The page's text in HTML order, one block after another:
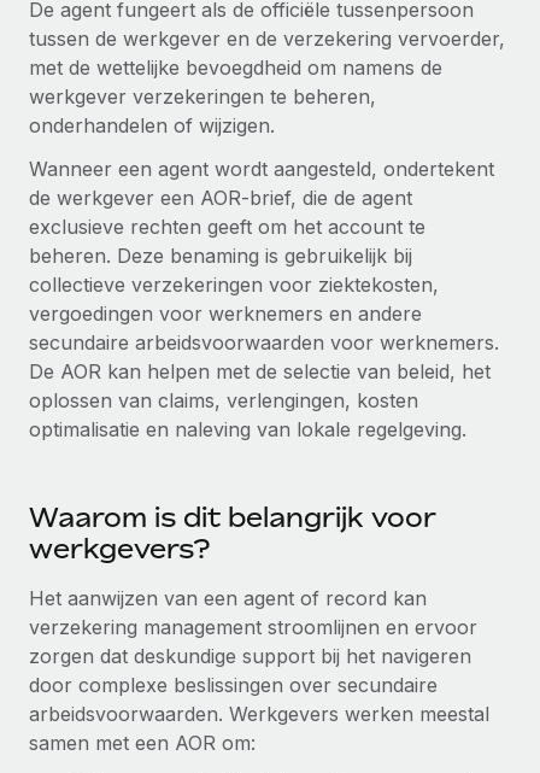
Zzp'ers internationaal onboarden en beheren
Ingewikkelde HR-taken eenvoudig uitbesteden
INFRASTRUCTUUR
Remote Embedded
HR naadloos in workflows integreren
Platform
Ingebouwde essentiële HR-functies voor je team
Verbinden
AI-tools koppelen aan Remote met onze MCP
Integraties
DIENSTEN
Vraag een expert
Krijg hulp van global HR- en juridische experts
Achtergrondonderzoek
Vereenvoudig het screeningsproces van
kandidaten
GROEIFASE
Start-ups
Flexibele global HR en payroll solutions voor groeiende
bedrijven
Mid-market
Teams uitbreiden met HR solutions op maat
Enterprise
Global HR voor grote bedrijven
WERK MET ONS SAMEN
Strategische technologiepartners
Een partner worden
Ontdek hoe je met ons kunt samenwerken
Remote Build
Binnenkort beschikbaar
Integraties en advies over AI-automatiseringen
CASESTUDY'S
Betalingscalculator voor zzp'ers
Ontdek valuta-opties en betaalsnelheden voor
internationale zzp'ers
Onderzoek en gidsen
HR-woordenlijst
Checklists en templates
Bibliotheek met functiebeschrijvingen
Webinars
Newsroom
Inzicht in salaris en talent
Inzichtencentrum
Support
Alle bronnen bekijken
Nederlands
Français
Deutsch
Español
Italiano
Português (Portugal)
日本語
中文（简体）
Inloggen
De agent fungeert als de officiële tussenpersoon
tussen de werkgever en de verzekering vervoerder,
met de wettelijke bevoegdheid om namens de
werkgever verzekeringen te beheren,
onderhandelen of wijzigen.
Wanneer een agent wordt aangesteld, ondertekent
de werkgever een AOR-brief, die de agent
exclusieve rechten geeft om het account te
beheren. Deze benaming is gebruikelijk bij
collectieve verzekeringen voor ziektekosten,
vergoedingen voor werknemers en andere
secundaire arbeidsvoorwaarden voor werknemers.
De AOR kan helpen met de selectie van beleid, het
oplossen van claims, verlengingen, kosten
optimalisatie en naleving van lokale regelgeving.
Waarom is dit belangrijk voor
werkgevers?
Het aanwijzen van een agent of record kan
verzekering management stroomlijnen en ervoor
zorgen dat deskundige support bij het navigeren
door complexe beslissingen over secundaire
arbeidsvoorwaarden. Werkgevers werken meestal
samen met een AOR om: